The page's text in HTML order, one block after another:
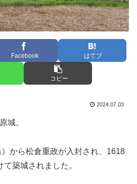
Facebook はてブ
コピー
2024.07.03
城。
から松倉重政が入封され、1618
築城されました。